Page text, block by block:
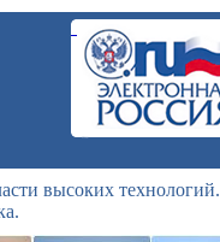
высоких технологий.